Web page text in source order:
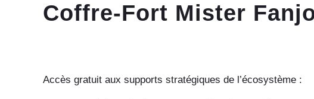
Coffre-Fort Mister
Accès gratuit aux supports stratégiques de l’écosystème :